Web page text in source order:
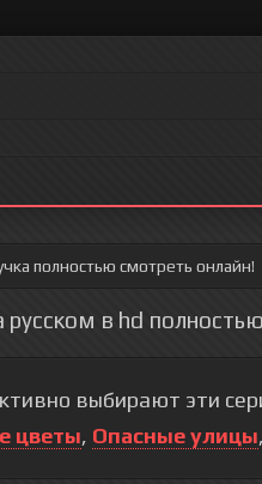
полностью смотреть онлайн!
русском в hd
выбирают эти
цветы, Опасные улицы